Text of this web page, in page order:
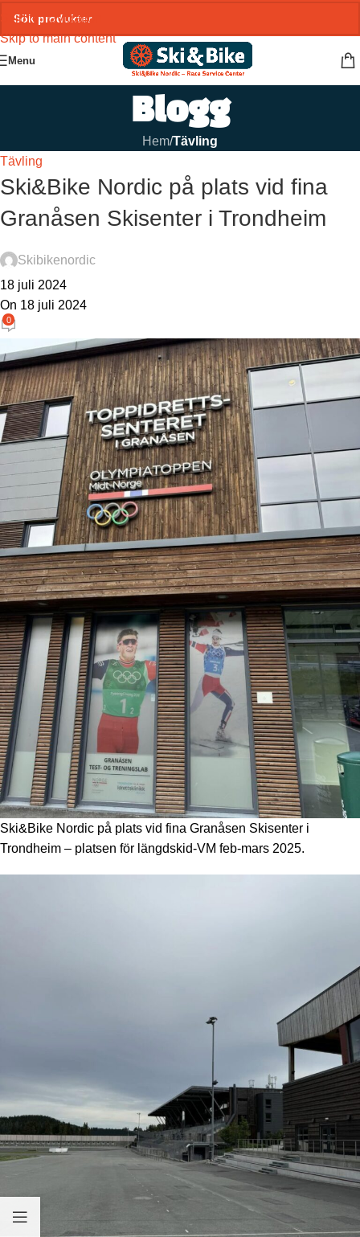
Skip to navigation
Skip to main content
Menu
Blogg
Hem/Tävling
Tävling
Ski&Bike Nordic på plats vid fina
Granåsen Skisenter i Trondheim
Skibikenordic
18 juli 2024
On 18 juli 2024
0
Ski&Bike Nordic på plats vid fina Granåsen Skisenter i
Trondheim – platsen för längdskid-VM feb-mars 2025.